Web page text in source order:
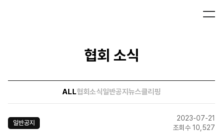
협회 소식
ALL협회소식일반공지 뉴스클리핑
일반공지
2023-07-21
조회수 10,527